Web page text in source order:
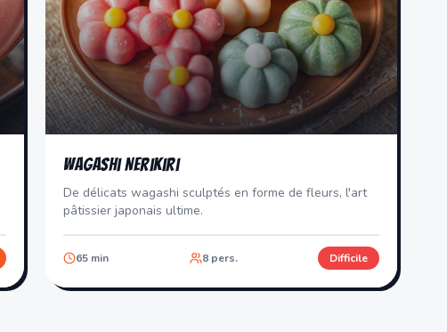
Wagashi Nerikiri
De délicats wagashi sculptés en forme de fleurs, l'art
pâtissier japonais ultime.
65 min 8pers. Difficile